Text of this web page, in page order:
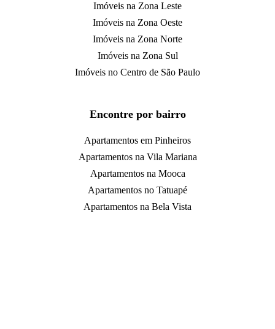
Imóveis na Zona Leste
Imóveis na Zona Oeste
Imóveis na Zona Norte
Imóveis na Zona Sul
Imóveis no Centro de São Paulo
Encontre por bairro
Apartamentos em Pinheiros
Apartamentos na Vila Mariana
Apartamentos na Mooca
Apartamentos no Tatuapé
Apartamentos na Bela Vista